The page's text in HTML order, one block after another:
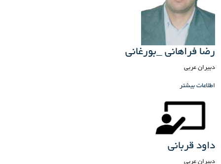
رضا فراهانی _بورغانی
دبیران عربی
اطلاعات بیشتر
داود قربانی
دبیران عربی